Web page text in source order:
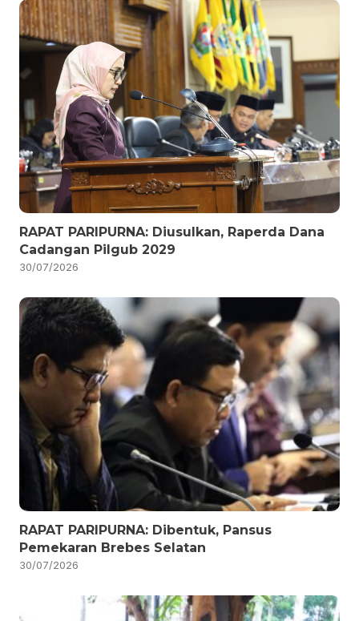
RAPAT PARIPURNA: Diusulkan, Raperda Dana
Cadangan Pilgub 2029
30/07/2026
RAPAT PARIPURNA: Dibentuk, Pansus
Pemekaran Brebes Selatan
30/07/2026